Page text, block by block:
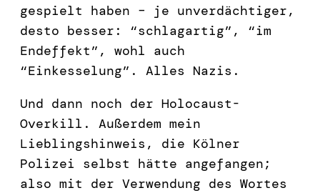
gespielt haben – je unverdächtiger,
desto besser: “schlagartig”, “im
Endeffekt”, wohl auch
“Einkesselung”. Alles Nazis.
Und dann noch der Holocaust-
Overkill. Außerdem mein
Lieblingshinweis, die Kölner
Polizei selbst hätte angefangen;
also mit der Verwendung des Wortes